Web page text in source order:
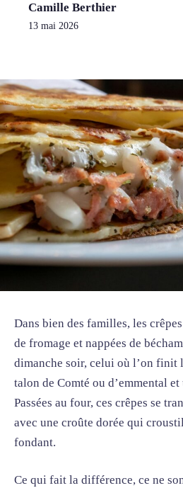
Camille Berthier
13 mai 2026
Dans bien des familles, les
de fromage et nappées de
dimanche soir, celui où l’on finit
talon de Comté ou d’emmental
Passées au four, ces crêpes se
avec une croûte dorée qui
fondant.
Ce qui fait la différence, ce ne